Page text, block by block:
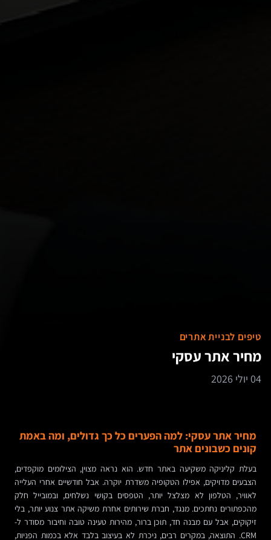
טיפים לבניית אתרים
מחיר אתר עסקי
04 יולי 2026
מחיר אתר עסקי: למה הפערים כל כך גדולים, ומה באמת
קונים כשבונים אתר
בעלת קליניקה משקיעה באתר חדש. הוא נראה מצוין, הצילומים מוקפדים,
הצבעים מדויקים, אפילו הטקופיה משדרת יוקרה. אבל חודשיים אחרי העלייה
לאוויר, הטלפון לא מצלצל יותר, הטפסים בקושי נשלחים, ובמובייל חלק
מהכפתורים נחתכים. מנגד, חברת שירותים אחרת משיקה אתר צנוע יותר, בלי
זיקוקים, אבל עם מבנה חד, תוכן ברור, מהירות טעינה טובה וחיבור מסודר ל-
CRM. התוצאה, במקרים רבים, ניכרת לא בעיצוב בלבד אלא בכמות הפניות,